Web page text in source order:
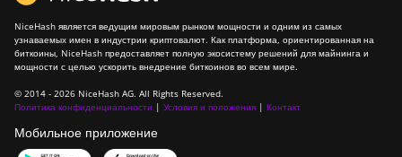
NiceHash является ведущим мировым рынком мощности и одним из самых
узнаваемых имен в индустрии криптовалют. Как платформа, ориентированная на
биткоины, NiceHash предоставляет полную экосистему решений для майнинга и
мощности с целью ускорить внедрение биткоинов во всем мире.
© 2014 - 2026 NiceHash AG. All Rights Reserved.
Политика конфиденциальности | Условия и положения | Контакт
Мобильное приложение